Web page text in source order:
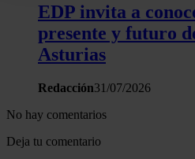
la Declaración de cookies.
Las cookies de este sitio web
y los anuncios, ofrecer
tráfico. Además, compartimos
análisis web, quienes pueden
haya proporcionado o que
EDP invita a
presente y futuro
Asturias
Redacción31/07/2026
No hay comentarios
Deja tu comentario